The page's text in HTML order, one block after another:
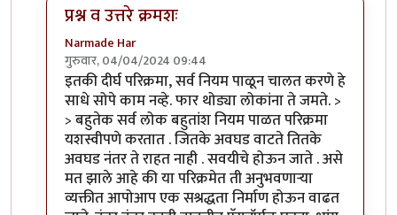
प्रश्न व उत्तरे क्रमशः
Narmade Har
गुरुवार, 04/04/2024 09:44
In reply toलेखन ओघवते आहे. चित्रदर्शीbyगवि
इतकी दीर्घ परिक्रमा, सर्व नियम पाळून चालत करणे हे
साधे सोपे काम नव्हे. फार थोड्या लोकांना ते जमते. >
> बहुतेक सर्व लोक बहुतांश नियम पाळत परिक्रमा
यशस्वीपणे करतात . जितके अवघड वाटते तितके
अवघड नंतर ते राहत नाही . सवयीचे होऊन जाते . असे
मत झाले आहे की या परिक्रमेत ती अनुभवणाऱ्या
व्यक्तीत आपोआप एक सश्रद्धता निर्माण होऊन वाढत